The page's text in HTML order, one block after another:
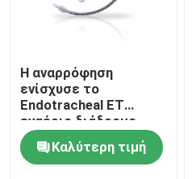
Η αναρρόφηση
ενίσχυσε το
Endotracheal ET
εναέριο διάδρομο
Cuffed ISO13485
σωλήνων
πιστοποιημένο
Καλύτερη τιμή